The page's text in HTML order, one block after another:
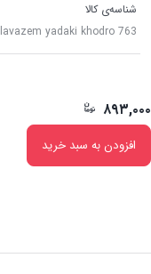
شناسه‌ی کالا
lavazem yadaki khodro 763
۸۹۳,۰۰۰
افزودن به سبد خرید